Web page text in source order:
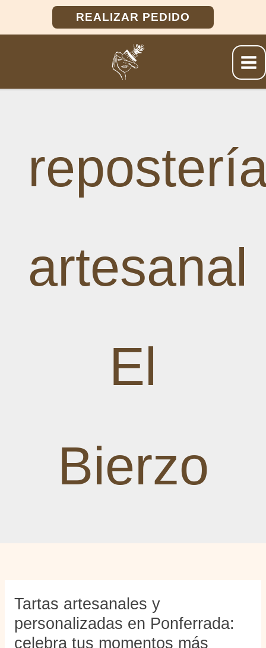
REALIZAR PEDIDO
artesanal
El
Bierzo
Tartas artesanales y
personalizadas en Ponferrada:
celebra tus momentos más